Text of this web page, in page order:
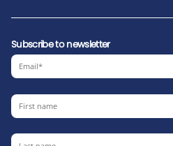
Subscribe to newsletter